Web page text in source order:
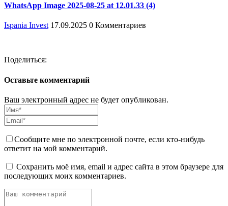
WhatsApp Image 2025-08-25 at 12.01.33 (4)
Ispania Invest 17.09.2025 0 Комментариев
Поделиться:
Оставьте комментарий
Ваш электронный адрес не будет опубликован.
Сообщите мне по электронной почте, если кто-нибудь
ответит на мой комментарий.
Сохранить моё имя, email и адрес сайта в этом браузере для
последующих моих комментариев.